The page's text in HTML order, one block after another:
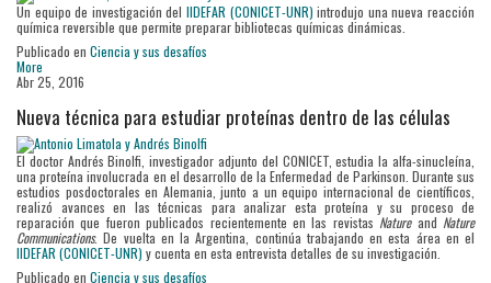
Un equipo de investigación del IIDEFAR (CONICET-UNR) introdujo una nueva reacción
química reversible que permite preparar bibliotecas químicas dinámicas.
Publicado en Ciencia y sus desafíos
More
Abr 25, 2016
Nueva técnica para estudiar proteínas dentro de las células
El doctor Andrés Binolfi, investigador adjunto del CONICET, estudia la alfa-sinucleína,
una proteína involucrada en el desarrollo de la Enfermedad de Parkinson. Durante sus
estudios posdoctorales en Alemania, junto a un equipo internacional de científicos,
realizó avances en las técnicas para analizar esta proteína y su proceso de
reparación que fueron publicados recientemente en las revistas Natureand Nature
Communications. De vuelta en la Argentina, continúa trabajando en esta área en el
IIDEFAR (CONICET-UNR) y cuenta en esta entrevista detalles de su investigación.
Publicado en Ciencia y sus desafíos